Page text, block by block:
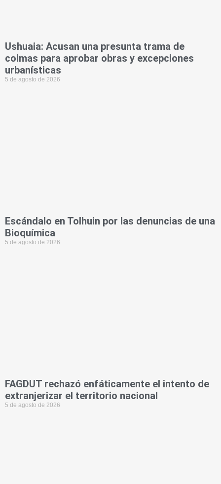
Ushuaia: Acusan una presunta trama de
coimas para aprobar obras y excepciones
urbanísticas
5 de agosto de 2026
Escándalo en Tolhuin por las denuncias de una
Bioquímica
5 de agosto de 2026
FAGDUT rechazó enfáticamente el intento de
extranjerizar el territorio nacional
5 de agosto de 2026